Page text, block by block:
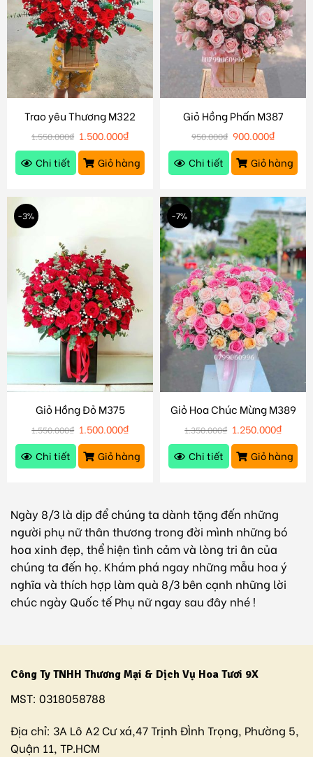
Trao yêu Thương M322
1.550.000₫ 1.500.000₫
Chi tiết
Giỏ hàng
Giỏ Hồng Phấn M387
950.000₫ 900.000₫
Chi tiết
Giỏ hàng
-3%
Giỏ Hồng Đỏ M375
1.550.000₫ 1.500.000₫
Chi tiết
Giỏ hàng
-7%
Giỏ Hoa Chúc Mừng M389
1.350.000₫ 1.250.000₫
Chi tiết
Giỏ hàng
Ngày 8/3 là dịp để chúng ta dành tặng đến những
người phụ nữ thân thương trong đời mình những bó
hoa xinh đẹp, thể hiện tình cảm và lòng tri ân của
chúng ta đến họ. Khám phá ngay những mẫu hoa ý
nghĩa và thích hợp làm quà 8/3 bên cạnh những lời
chúc ngày Quốc tế Phụ nữ ngay sau đây nhé !
Công Ty TNHH Thương Mại & Dịch Vụ Hoa Tươi 9X
MST: 0318058788
Địa chỉ: 3A Lô A2 Cư xá,47 Trịnh ĐÌnh Trọng, Phường 5,
Quận 11, TP.HCM